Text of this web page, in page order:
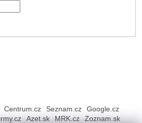
Centrum.cz Seznam.cz
Google.cz
Azet.sk MRK.cz Zoznam.sk